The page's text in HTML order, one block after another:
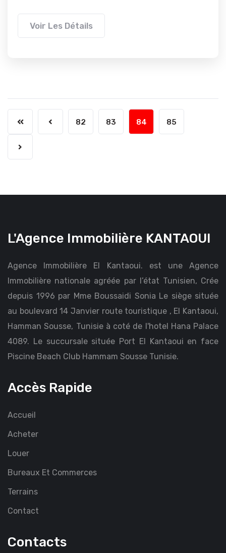
Voir Les Détails
82 83 84 85
L'Agence Immobilière KANTAOUI
Agence Immobilière El Kantaoui. est une Agence
Immobilière nationale agréée par l’état Tunisien, Crée
depuis 1996 par Mme Boussaidi Sonia Le siège située
au boulevard 14 Janvier route touristique , El Kantaoui,
Hamman Sousse, Tunisie à coté de l'hotel Hana Palace
4089. Le succursale située Port El Kantaoui en face
Piscine Beach Club Hammam Sousse Tunisie.
Accès Rapide
Accueil
Acheter
Louer
Bureaux Et Commerces
Terrains
Contact
Contacts